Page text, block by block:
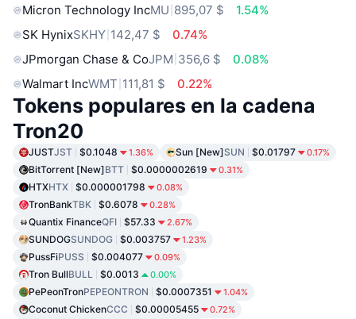
Micron Technology IncMU 895,07 $
1.54%
SK HynixSKHY 142,47 $
0.74%
JPmorgan Chase & CoJPM 356,6 $
0.08%
Walmart IncWMT 111,81 $ 0.22%
Tokens populares en la cadena
Tron20
JUSTJST $0.1048 1.36% Sun [New]SUN $0.01797 0.17%
BitTorrent [New]BTT $0.0000002619 0.31%
HTXHTX $0.000001798 0.08%
TronBankTBK $0.6078 0.28%
Quantix FinanceQFI $57.33 2.67%
SUNDOGSUNDOG $0.003757 1.23%
PussFiPUSS $0.004077 0.09%
Tron BullBULL $0.0013 0.00%
PePeonTronPEPEONTRON $0.0007351 1.04%
Coconut ChickenCCC $0.00005455 0.72%